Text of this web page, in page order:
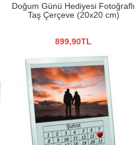
Doğum Günü Hediyesi Fotoğraflı
Taş Çerçeve (20x20 cm)
899,90TL